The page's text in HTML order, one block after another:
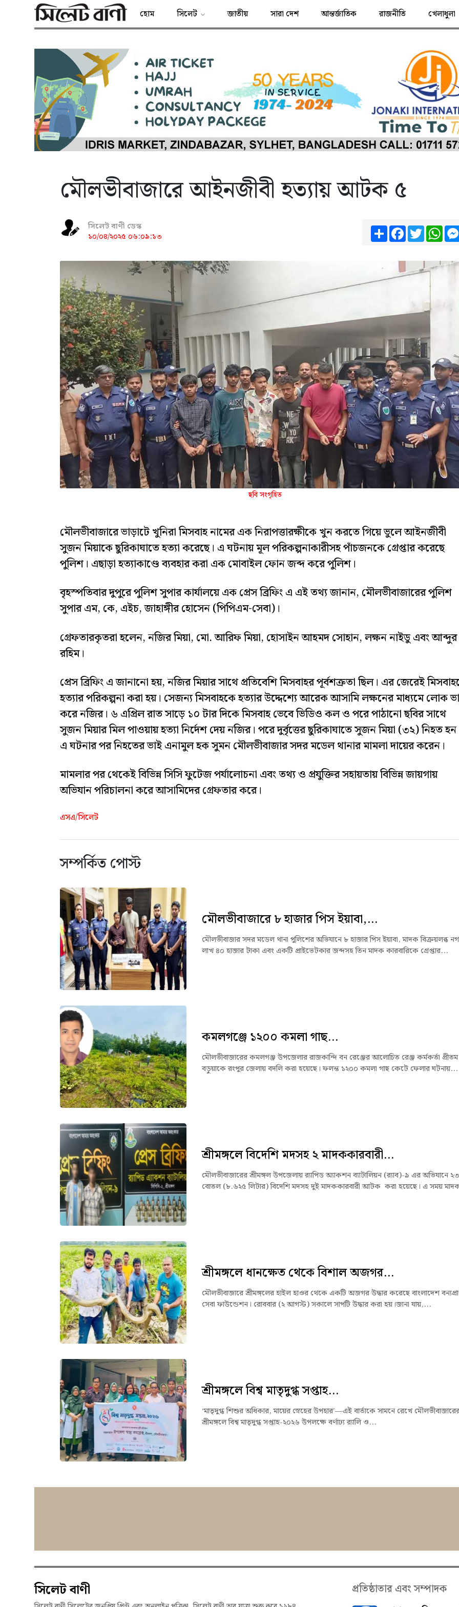
হোম সিলেট জাতীয় সারা দেশ আন্তর্জাতিক রাজনীতি খেলাধুলা
মৌলভীবাজারে আইনজীবী হত্যায় আটক ৫
সিলেট বাণী ডেস্ক
১০/০৪/২০২৫ ০৬:০৯:১৩
ShareFacebook
Twitter
ছবি সংগৃহিত
মৌলভীবাজারে ভাড়াটে খুনিরা মিসবাহ নামের এক নিরাপত্তারক্ষীকে খুন করতে গিয়ে ভুলে আইনজীবী
সুজন মিয়াকে ছুরিকাঘাতে হত্যা করেছে। এ ঘটনায় মূল পরিকল্পনাকারীসহ পাঁচজনকে গ্রেপ্তার করেছে
পুলিশ। এছাড়া হত্যাকাণ্ডে ব্যবহার করা এক মোবাইল ফোন জব্দ করে পুলিশ।
বৃহস্পতিবার দুপুরে পুলিশ সুপার কার্যালয়ে এক প্রেস ব্রিফিং এ এই তথ্য জানান, মৌলভীবাজারের পুলিশ
সুপার এম, কে, এইচ, জাহাঙ্গীর হোসেন (পিপিএম-সেবা)।
গ্রেফতারকৃতরা হলেন, নজির মিয়া, মো. আরিফ মিয়া, হোসাইন আহমদ সোহান, লক্ষন নাইডু এবং আব্দুর
রহিম।
প্রেস ব্রিফিং এ জানানো হয়, নজির মিয়ার সাথে প্রতিবেশি মিসবাহর পূর্বশত্রুতা ছিল। এর জেরেই
হত্যার পরিকল্পনা করা হয়। সেজন্য মিসবাহকে হত্যার উদ্দেশ্যে আরেক আসামি লক্ষনের মাধ্যমে লোক
করে নজির। ৬ এপ্রিল রাত সাড়ে ১০ টার দিকে মিসবাহ ভেবে ভিডিও কল ও পরে পাঠানো ছবির সাথে
সুজন মিয়ার মিল পাওয়ায় হত্যা নির্দেশ দেয় নজির। পরে দুর্বৃত্তের ছুরিকাঘাতে সুজন মিয়া (৩২) নিহত
এ ঘটনার পর নিহতের ভাই এনামুল হক সুমন মৌলভীবাজার সদর মডেল থানার মামলা দায়ের করেন।
মামলার পর থেকেই বিভিন্ন সিসি ফুটেজ পর্যালোচনা এবং তথ্য ও প্রযুক্তির সহায়তায় বিভিন্ন জায়গায়
অভিযান পরিচালনা করে আসামিদের গ্রেফতার করে।
এসএ/সিলেট
সম্পর্কিত পোস্ট
মৌলভীবাজারে ৮ হাজার পিস ইয়াবা,...
মৌলভীবাজার সদর মডেল থানা পুলিশের অভিযানে ৮ হাজার পিস ইয়াবা, মাদক বিক্রয়লব্ধ
লাখ ৪০ হাজার টাকা এবং একটি প্রাইভেটকার জব্দসহ তিন মাদক কারবারিকে গ্রেপ্তার...
কমলগঞ্জে ১২০০ কমলা গাছ...
মৌলভীবাজারের কমলগঞ্জ উপজেলার রাজকান্দি বন রেঞ্জের আলোচিত রেঞ্জ কর্মকর্তা প্রীতম
বড়ুয়াকে রংপুর জেলায় বদলি করা হয়েছে। ফলন্ত ১২০০ কমলা গাছ কেটে ফেলার ঘটনায়...
শ্রীমঙ্গলে বিদেশি মদসহ ২ মাদককারবারী...
মৌলভীবাজারের শ্রীমঙ্গল উপজেলায় র‌্যাপিড অ্যাকশন ব্যাটালিয়ন (র‌্যাব)-৯ এর অভিযানে ২৩
বোতল (৮.৬২৫ লিটার) বিদেশি মদসহ দুই মাদককারবারী আটক করা হয়েছে। এ সময়
শ্রীমঙ্গলে ধানক্ষেত থেকে বিশাল অজগর...
মৌলভীবাজারে শ্রীমঙ্গলের হাইল হাওর থেকে একটি অজগর উদ্ধার করেছে বাংলাদেশ
সেবা ফাউন্ডেশন। রোববার (২ আগস্ট) সকালে সাপটি উদ্ধার করা হয়।জানা যায়,...
শ্রীমঙ্গলে বিশ্ব মাতৃদুগ্ধ সপ্তাহ...
‘মাতৃদুগ্ধ শিশুর অধিকার, মায়ের স্নেহের উপহার’—এই বার্তাকে সামনে রেখে
শ্রীমঙ্গলে বিশ্ব মাতৃদুগ্ধ সপ্তাহ-২০২৬ উপলক্ষে বর্ণাঢ্য র‍্যালি ও...
সিলেট বাণী প্রতিষ্ঠাতার এবং সম্পাদক